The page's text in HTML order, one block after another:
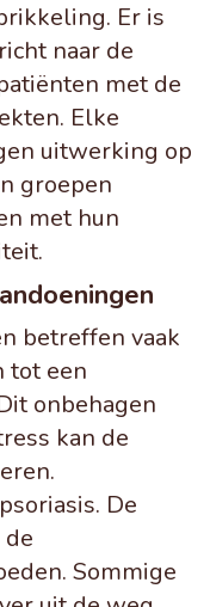
Er is
naar de
met de
Elke
uitwerking op
groepen
met hun
betreffen vaak
tot een
onbehagen
kan de
De
Sommige